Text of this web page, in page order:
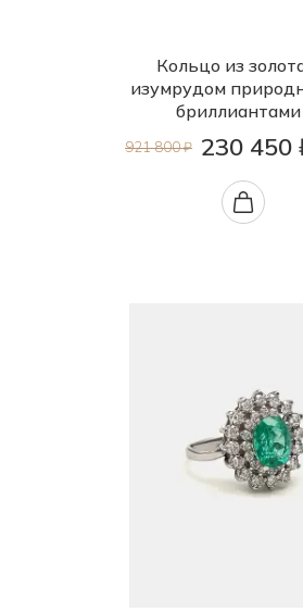
Кольцо из
изумрудом
бриллиантами
921 800 ₽ 230 450